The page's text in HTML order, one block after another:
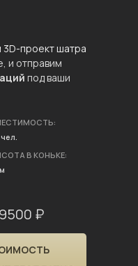
проект шатра
и отправим
под ваши
В КОНЬКЕ:
₽